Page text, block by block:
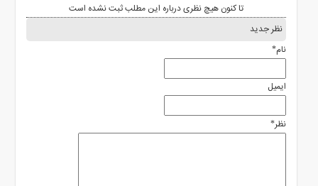
تا کنون هیچ نظری درباره این مطلب ثبت نشده است
نظر جدید
نام*
ایمیل
نظر*